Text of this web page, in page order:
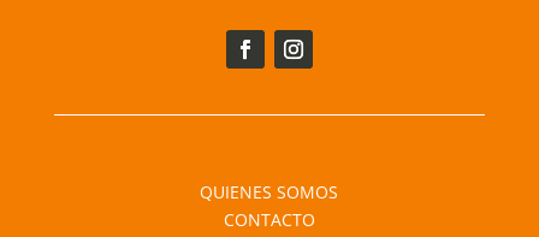
QUIENES SOMOS
CONTACTO